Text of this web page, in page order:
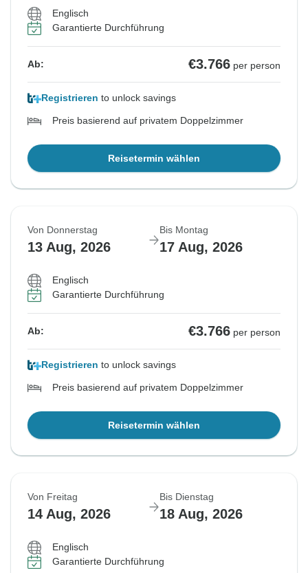
Englisch
Garantierte Durchführung
Ab: €3.766 per person
Registrieren to unlock savings
Preis basierend auf privatem Doppelzimmer
Reisetermin wählen
Von Donnerstag
13 Aug, 2026
Bis Montag
17 Aug, 2026
Englisch
Garantierte Durchführung
Ab: €3.766 per person
Registrieren to unlock savings
Preis basierend auf privatem Doppelzimmer
Reisetermin wählen
Von Freitag
14 Aug, 2026
Bis Dienstag
18 Aug, 2026
Englisch
Garantierte Durchführung